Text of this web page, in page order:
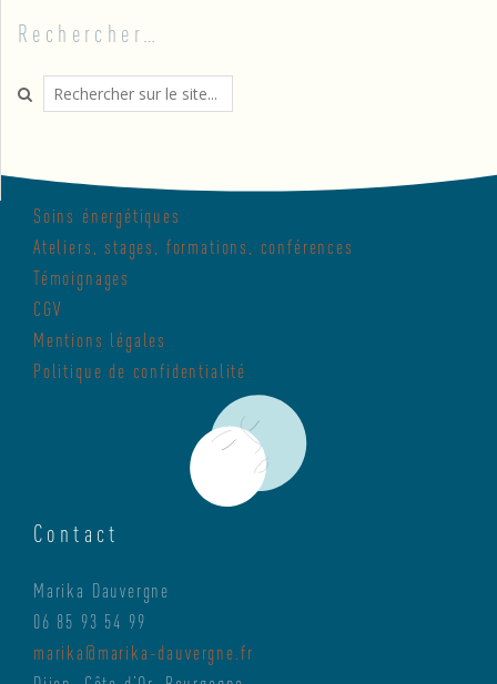
Rechercher…
Search
Soins énergétiques
Ateliers, stages, formations, conférences
Témoignages
CGV
Mentions légales
Politique de confidentialité
Contact
Marika Dauvergne
06 85 93 54 99
marika@marika-dauvergne.fr